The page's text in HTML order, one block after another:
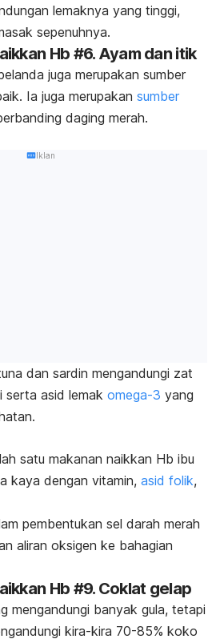
lemaknya yang tinggi,
sepenuhnya.
Hb #6. Ayam dan itik
juga merupakan sumber
Ia juga merupakan sumber
daging merah.
Iklan
dan sardin mengandungi zat
serta asid lemak omega-3 yang
satu makanan naikkan Hb ibu
kaya dengan vitamin, asid folik,
pembentukan sel darah merah
aliran oksigen ke bahagian
Hb #9. Coklat gelap
mengandungi banyak gula, tetapi
kira-kira 70-85% koko